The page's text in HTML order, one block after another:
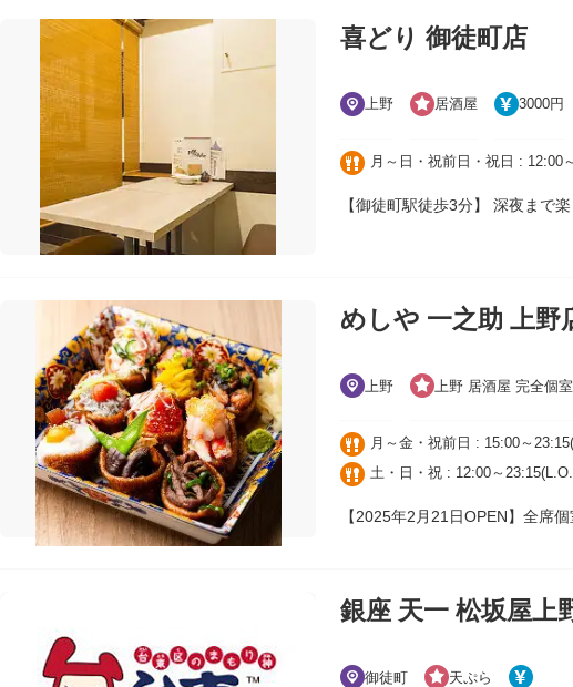
喜どり 御徒町店
上野 居酒屋 3000円
月～日・祝前日・祝日 : 12:00
【御徒町駅徒歩3分】 深夜まで
めしや 一之助 上野
上野 上野 居酒屋 完全個室
月～金・祝前日 : 15:00～
土・日・祝 : 12:00～
【2025年2月21日OPEN】全席
銀座 天一 松坂屋上
御徒町 天ぷら